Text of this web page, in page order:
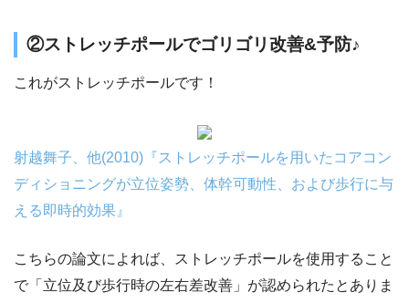
②ストレッチポールでゴリゴリ改善&予防♪
これがストレッチポールです！
射越舞子、他(2010)『ストレッチポールを用いたコアコン
ディショニングが立位姿勢、体幹可動性、および歩行に与
える即時的効果』
こちらの論文によれば、ストレッチポールを使用すること
で「立位及び歩行時の左右差改善」が認められたとありま